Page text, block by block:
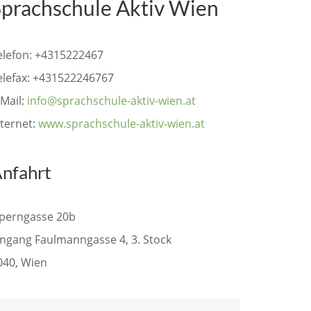
Aktiv Wien
+4315222467
+431522246767
info@sprachschule-aktiv-wien.at
www.sprachschule-aktiv-wien.at
20b
Faulmanngasse 4, 3. Stock
Wien